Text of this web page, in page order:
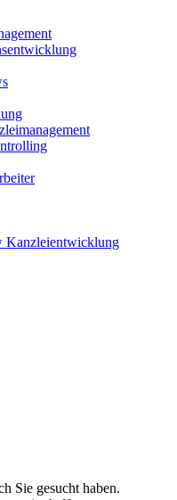
Kanzleientwicklung
Sie gesucht haben.